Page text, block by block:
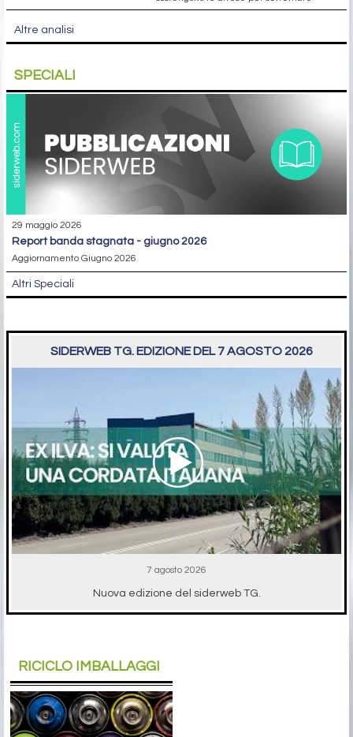
Altre analisi
SPECIALI
29 maggio 2026
report banda stagnata - giugno 2026
Aggiornamento Giugno 2026
Altri Speciali
SIDERWEB TG. EDIZIONE DEL 7 AGOSTO 2026
7 agosto 2026
Nuova edizione del siderweb TG.
RICICLO IMBALLAGGI